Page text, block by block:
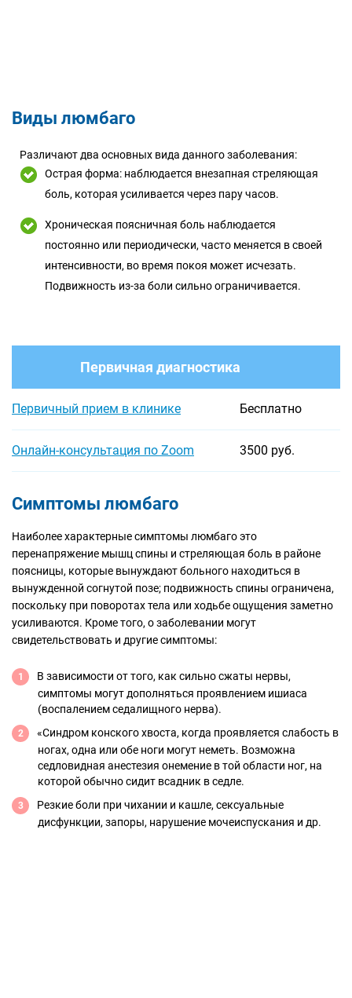
Виды люмбаго
Различают два основных вида данного заболевания:
Острая форма: наблюдается внезапная стреляющая
боль, которая усиливается через пару часов.
Хроническая поясничная боль наблюдается
постоянно или периодически, часто меняется в своей
интенсивности, во время покоя может исчезать.
Подвижность из-за боли сильно ограничивается.
Первичная диагностика
Первичный прием в клинике Бесплатно
Онлайн-консультация по Zoom 3500 руб.
Симптомы люмбаго
Наиболее характерные симптомы люмбаго это
перенапряжение мышц спины и стреляющая боль в районе
поясницы, которые вынуждают больного находиться в
вынужденной согнутой позе; подвижность спины ограничена,
поскольку при поворотах тела или ходьбе ощущения заметно
усиливаются. Кроме того, о заболевании могут
свидетельствовать и другие симптомы:
В зависимости от того, как сильно сжаты нервы,
симптомы могут дополняться проявлением ишиаса
(воспалением седалищного нерва).
«Синдром конского хвоста, когда проявляется слабость в
ногах, одна или обе ноги могут неметь. Возможна
седловидная анестезия онемение в той области ног, на
которой обычно сидит всадник в седле.
Резкие боли при чихании и кашле, сексуальные
дисфункции, запоры, нарушение мочеиспускания и др.